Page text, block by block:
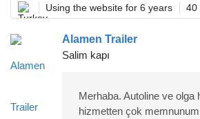
Using the website for 6 years 40
Alamen Trailer
Salim kapı
Merhaba. Autoline ve olga
hizmetten çok